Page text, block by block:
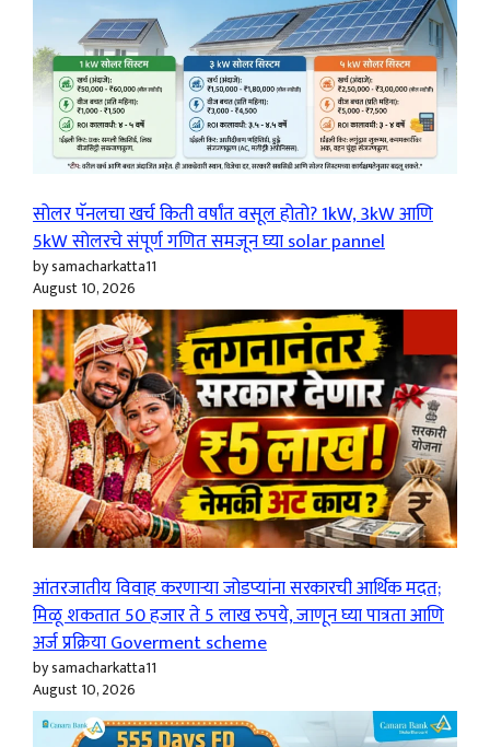
सोलर पॅनलचा खर्च किती वर्षांत वसूल होतो? 1kW, 3kW आणि
5kW सोलरचे संपूर्ण गणित समजून घ्या solar pannel
by samacharkatta11
August 10, 2026
आंतरजातीय विवाह करणाऱ्या जोडप्यांना सरकारची आर्थिक मदत;
मिळू शकतात 50 हजार ते 5 लाख रुपये, जाणून घ्या पात्रता आणि
अर्ज प्रक्रिया Goverment scheme
by samacharkatta11
August 10, 2026